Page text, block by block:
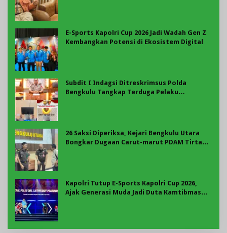
E-Sports Kapolri Cup 2026 Jadi Wadah Gen Z
Kembangkan Potensi di Ekosistem Digital
Subdit I Indagsi Ditreskrimsus Polda
Bengkulu Tangkap Terduga Pelaku
26 Saksi Diperiksa, Kejari Bengkulu Utara
Bongkar Dugaan Carut-marut PDAM Tirta
Kapolri Tutup E-Sports Kapolri Cup 2026,
Ajak Generasi Muda Jadi Duta Kamtibmas